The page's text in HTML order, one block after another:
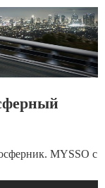
MYSSO c